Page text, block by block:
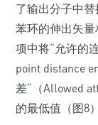
了输出分子中
苯环的伸出矢
项中将“允许的
point distance
差”（Allowed
的最低值（图8）